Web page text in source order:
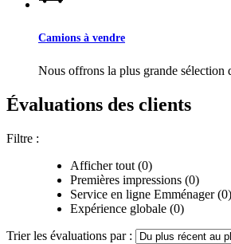
Camions à vendre
Nous offrons la plus grande sélection
Évaluations des clients
Filtre :
Afficher tout (0)
Premières impressions (0)
Service en ligne Emménager (0)
Expérience globale (0)
Trier les évaluations par :